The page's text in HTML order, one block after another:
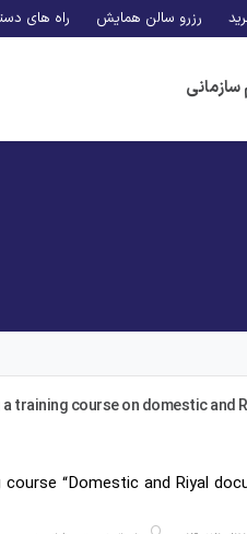
رزرو سالن همایش راه های
سازمانی
training course on domestic and
course “Domestic and Riyal